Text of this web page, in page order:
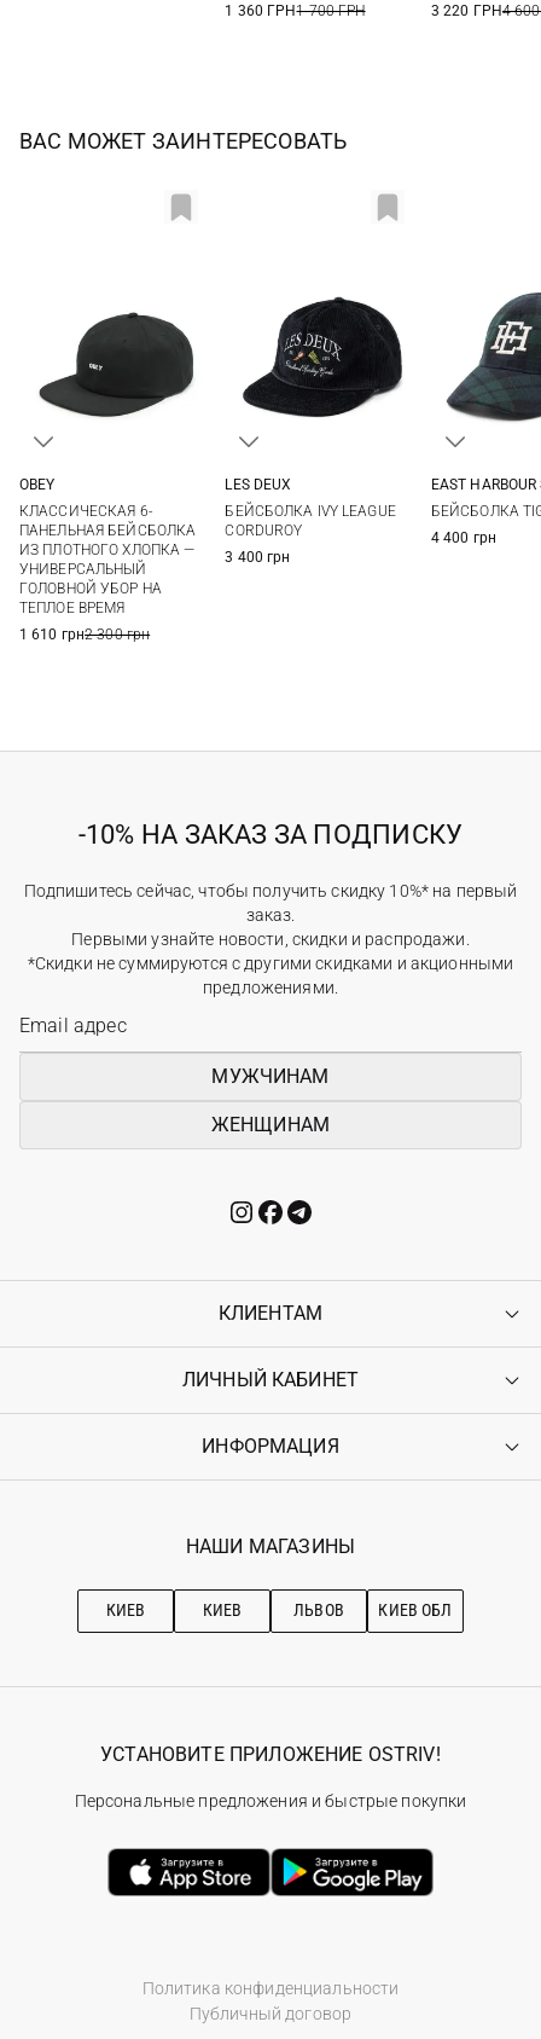
1 360 ГРН1 700 ГРН
3 220 ГРН4
ВАС МОЖЕТ ЗАИНТЕРЕСОВАТЬ
OBEY
КЛАССИЧЕСКАЯ 6-
ПАНЕЛЬНАЯ БЕЙСБОЛКА
ИЗ ПЛОТНОГО ХЛОПКА —
УНИВЕРСАЛЬНЫЙ
ГОЛОВНОЙ УБОР НА
ТЕПЛОЕ ВРЕМЯ
1 610 грн2 300 грн
LES DEUX
БЕЙСБОЛКА IVY LEAGUE
CORDUROY
3 400 грн
EAST HARBOUR
БЕЙСБОЛКА
4 400 грн
-10% НА ЗАКАЗ ЗА ПОДПИСКУ
Подпишитесь сейчас, чтобы получить скидку 10%* на первый
заказ.
Первыми узнайте новости, скидки и распродажи.
*Скидки не суммируются с другими скидками и акционными
предложениями.
МУЖЧИНАМ
ЖЕНЩИНАМ
КЛИЕНТАМ
Контакты
Возврат
Гарантия
ЛИЧНЫЙ КАБИНЕТ
Войти
Ostriv Club+
ИНФОРМАЦИЯ
Наши магазини
Рекомендации по уходу
НАШИ МАГАЗИНЫ
КИЕВ КИЕВ ЛЬВОВ КИЕВ ОБЛ
Политика конфиденциальности
Публичный договор
УСТАНОВИТЕ ПРИЛОЖЕНИЕ OSTRIV!
Персональные предложения и быстрые покупки